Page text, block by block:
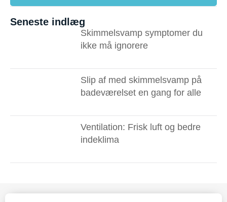
Seneste indlæg
Skimmelsvamp symptomer du
ikke må ignorere ​
Slip af med skimmelsvamp på
badeværelset en gang for alle
Ventilation: Frisk luft og bedre
indeklima